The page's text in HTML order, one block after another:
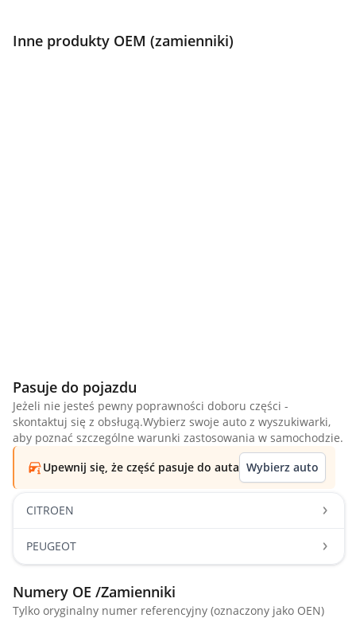
Inne produkty OEM (zamienniki)
Pasuje do pojazdu
Jeżeli nie jesteś pewny poprawności doboru części -
skontaktuj się z obsługą.Wybierz swoje auto z wyszukiwarki,
aby poznać szczególne warunki zastosowania w samochodzie.
Upewnij się, że część pasuje do auta Wybierz auto
CITROEN
PEUGEOT
Numery OE /Zamienniki
Tylko oryginalny numer referencyjny (oznaczony jako OEN)